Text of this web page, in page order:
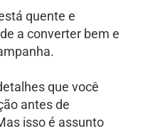
quente e
a converter bem e
que você
antes de
isso é assunto